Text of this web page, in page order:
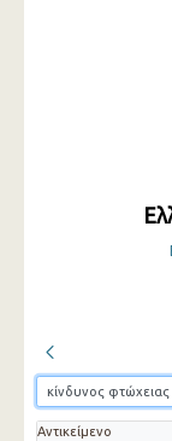
Αντικείμενο